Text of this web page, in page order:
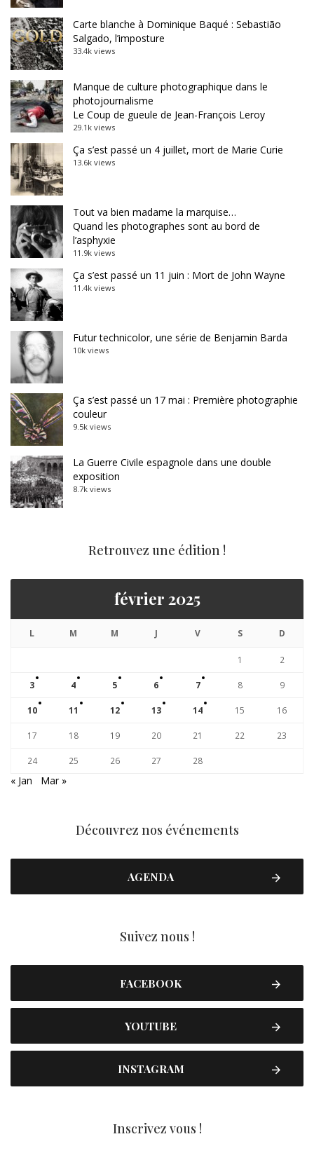
Carte blanche à Dominique Baqué : Sebastião
Salgado, l’imposture
33.4k views
Manque de culture photographique dans le
photojournalisme
Le Coup de gueule de Jean-François Leroy
29.1k views
Ça s’est passé un 4 juillet, mort de Marie Curie
13.6k views
Tout va bien madame la marquise…
Quand les photographes sont au bord de
l’asphyxie
11.9k views
Ça s’est passé un 11 juin : Mort de John Wayne
11.4k views
Futur technicolor, une série de Benjamin Barda
10k views
Ça s’est passé un 17 mai : Première photographie
couleur
9.5k views
La Guerre Civile espagnole dans une double
exposition
8.7k views
Retrouvez une édition !
février 2025
L M M J V S D
1 2
3 4 5 6 7 8 9
10 11 12 13 14 15 16
17 18 19 20 21 22 23
24 25 26 27 28
« Jan Mar »
Découvrez nos événements
AGENDA
Suivez nous !
FACEBOOK
YOUTUBE
INSTAGRAM
Inscrivez vous !